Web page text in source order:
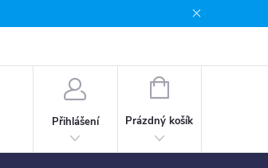
Přihlášení
NÁKUPNÍ
Prázdný košík